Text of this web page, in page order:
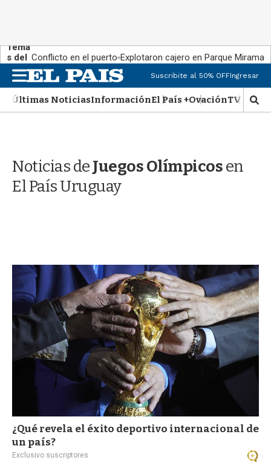
Tema
s del
día:
Conflicto en el puerto Explotaron cajero en Parque Miramar
M
e
n
u
Suscribite al 50% OFFIngresar
Últimas NoticiasInformaciónEl País +OvaciónTV Show
M
o
d
a
Noticias deJuegos Olímpicosen
El País Uruguay
¿Qué revela el éxito deportivo internacional de
un país?
Exclusivo suscriptores